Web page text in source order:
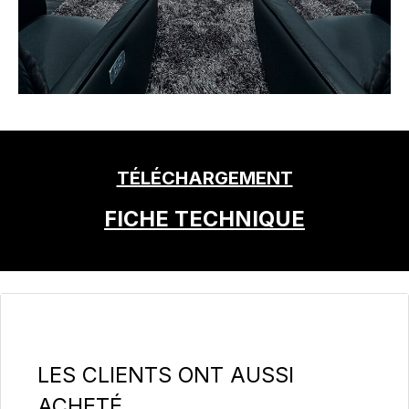
TÉLÉCHARGEMENT
FICHE TECHNIQUE
Ignorer la galerie de produits
LES CLIENTS ONT AUSSI